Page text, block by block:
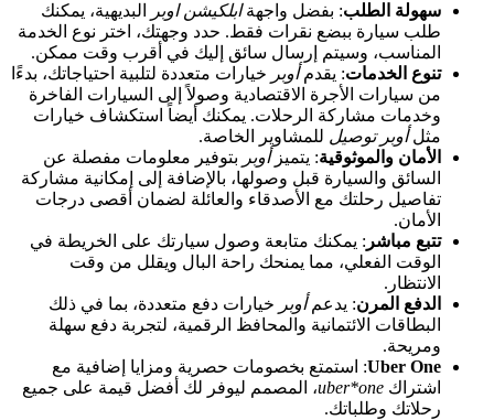
سهولة الطلب: بفضل واجهةابلكيشن اوبر
البديهية، يمكنك
طلب سيارة ببضع نقرات فقط. حدد وجهتك، اختر نوع الخدمة
المناسب، وسيتم إرسال سائق إليك في أقرب وقت ممكن.
تنوع الخدمات: يقدمأوبر خيارات متعددة لتلبية احتياجاتك، بدءًا
من سيارات الأجرة الاقتصادية وصولاً إلى السيارات الفاخرة
وخدمات مشاركة الرحلات. يمكنك أيضاً استكشاف خيارات
مثلأوبر توصيل للمشاوير الخاصة.
الأمان والموثوقية: يتميزأوبر بتوفير معلومات مفصلة عن
السائق والسيارة قبل وصولها، بالإضافة إلى إمكانية مشاركة
تفاصيل رحلتك مع الأصدقاء والعائلة لضمان أقصى درجات
الأمان.
تتبع مباشر : يمكنك متابعة وصول سيارتك على الخريطة في
الوقت الفعلي، مما يمنحك راحة البال ويقلل من وقت
الانتظار.
الدفع المرن: يدعمأوبر خيارات دفع متعددة، بما في ذلك
البطاقات الائتمانية والمحافظ الرقمية، لتجربة دفع سهلة
ومريحة.
Uber One: استمتع بخصومات حصرية ومزايا إضافية مع
اشتراك uber*one، المصمم ليوفر لك أفضل قيمة على جميع
رحلاتك وطلباتك.